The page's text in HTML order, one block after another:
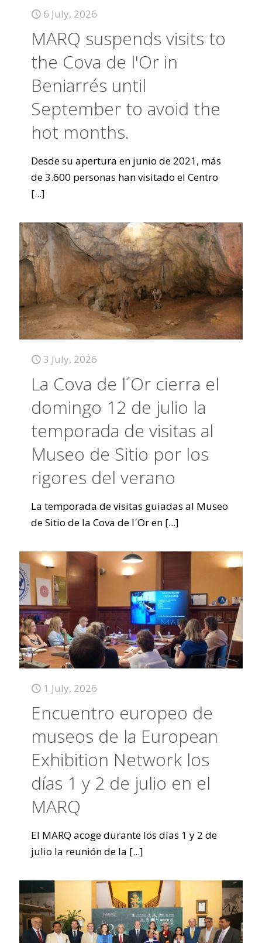
6 July, 2026
MARQ suspends visits to
the Cova de l'Or in
Beniarrés until
September to avoid the
hot months.
Desde su apertura en junio de 2021, más
de 3.600 personas han visitado el Centro
[...]
3 July, 2026
La Cova de l´Or cierra el
domingo 12 de julio la
temporada de visitas al
Museo de Sitio por los
rigores del verano
La temporada de visitas guiadas al Museo
de Sitio de la Cova de l´Or en [...]
1 July, 2026
Encuentro europeo de
museos de la European
Exhibition Network los
días 1 y 2 de julio en el
MARQ
El MARQ acoge durante los días 1 y 2 de
julio la reunión de la [...]